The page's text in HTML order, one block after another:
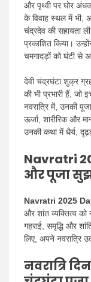
और पृथ्वी पर घोर
के विवाह स्थल में भी,
चंद्रदेव की सहायता
प्रकाशित किया।
चमगादड़ों को घंटी से
देवी चंद्रघंटा शुक्र
की भी प्रभारी हैं, जो
नवरात्रि में, उनकी
ऊर्जा, शारीरिक और
उनकी कथा में धैर्य,
Navratri
और पूजा
Navratri 2025
और शांत व्यक्तित्व को
गहराई, समृद्धि और
लिए, अपने नवरात्रि
नवरात्रि